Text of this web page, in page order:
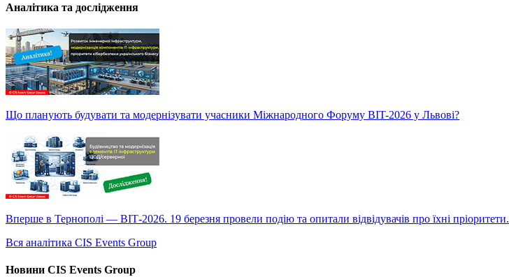
Аналітика та дослідження
Що планують будувати та модернізувати учасники Міжнародного Форуму BIT-2026 у Львові?
Вперше в Тернополі — ВІТ-2026. 19 березня провели подію та опитали відвідувачів про їхні пріоритети.
Вся аналітика CIS Events Group
Новини CIS Events Group